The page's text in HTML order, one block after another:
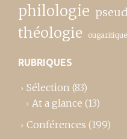
philologie
théologie ougaritique
RUBRIQUES
Sélection (83)
At a glance (13)
Conférences (199)